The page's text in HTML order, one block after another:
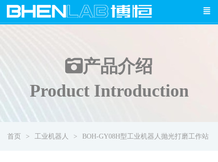
产品介绍
Product Introduction
首页 工业机器人 BOH-GY08H型工业机器人抛光打磨工作站